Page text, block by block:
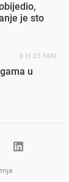
je sto
9 H 33 MIN
u